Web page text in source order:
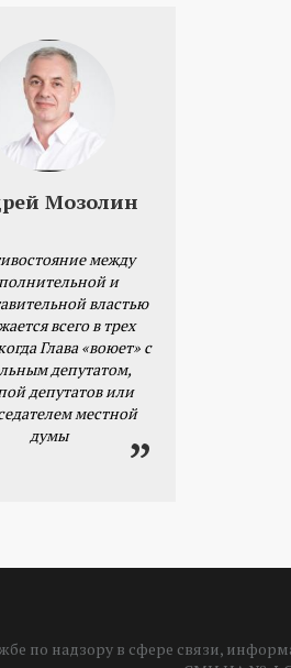
Мозолин
между
и
властью
всего в трех
Глава «воюет» с
депутатом,
депутатов или
местной
думы
по надзору в сфере связи,